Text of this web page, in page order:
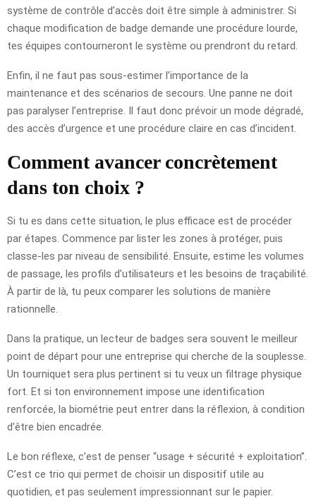
système de contrôle d’accès doit être simple à administrer. Si
chaque modification de badge demande une procédure lourde,
tes équipes contourneront le système ou prendront du retard.
Enfin, il ne faut pas sous-estimer l’importance de la
maintenance et des scénarios de secours. Une panne ne doit
pas paralyser l’entreprise. Il faut donc prévoir un mode dégradé,
des accès d’urgence et une procédure claire en cas d’incident.
Comment avancer concrètement
dans ton choix ?
Si tu es dans cette situation, le plus efficace est de procéder
par étapes. Commence par lister les zones à protéger, puis
classe-les par niveau de sensibilité. Ensuite, estime les volumes
de passage, les profils d’utilisateurs et les besoins de traçabilité.
À partir de là, tu peux comparer les solutions de manière
rationnelle.
Dans la pratique, un lecteur de badges sera souvent le meilleur
point de départ pour une entreprise qui cherche de la souplesse.
Un tourniquet sera plus pertinent si tu veux un filtrage physique
fort. Et si ton environnement impose une identification
renforcée, la biométrie peut entrer dans la réflexion, à condition
d’être bien encadrée.
Le bon réflexe, c’est de penser “usage + sécurité + exploitation”.
C’est ce trio qui permet de choisir un dispositif utile au
quotidien, et pas seulement impressionnant sur le papier.